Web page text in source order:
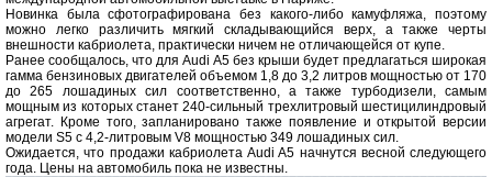
Новинка была сфотографирована без какого-либо камуфляжа, поэтому
можно легко различить мягкий складывающийся верх, а также черты
внешности кабриолета, практически ничем не отличающейся от купе.
Ранее сообщалось, что для Audi A5 без крыши будет предлагаться широкая
гамма бензиновых двигателей объемом 1,8 до 3,2 литров мощностью от 170
до 265 лошадиных сил соответственно, а также турбодизели, самым
мощным из которых станет 240-сильный трехлитровый шестицилиндровый
агрегат. Кроме того, запланировано также появление и открытой версии
модели S5 с 4,2-литровым V8 мощностью 349 лошадиных сил.
Ожидается, что продажи кабриолета Audi A5 начнутся весной следующего
года. Цены на автомобиль пока не известны.